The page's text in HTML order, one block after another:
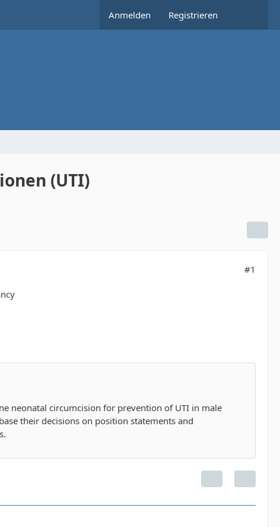
Anmelden Registrieren
(UTI)
#1
neonatal circumcision for prevention of UTI in male
their decisions on position statements and